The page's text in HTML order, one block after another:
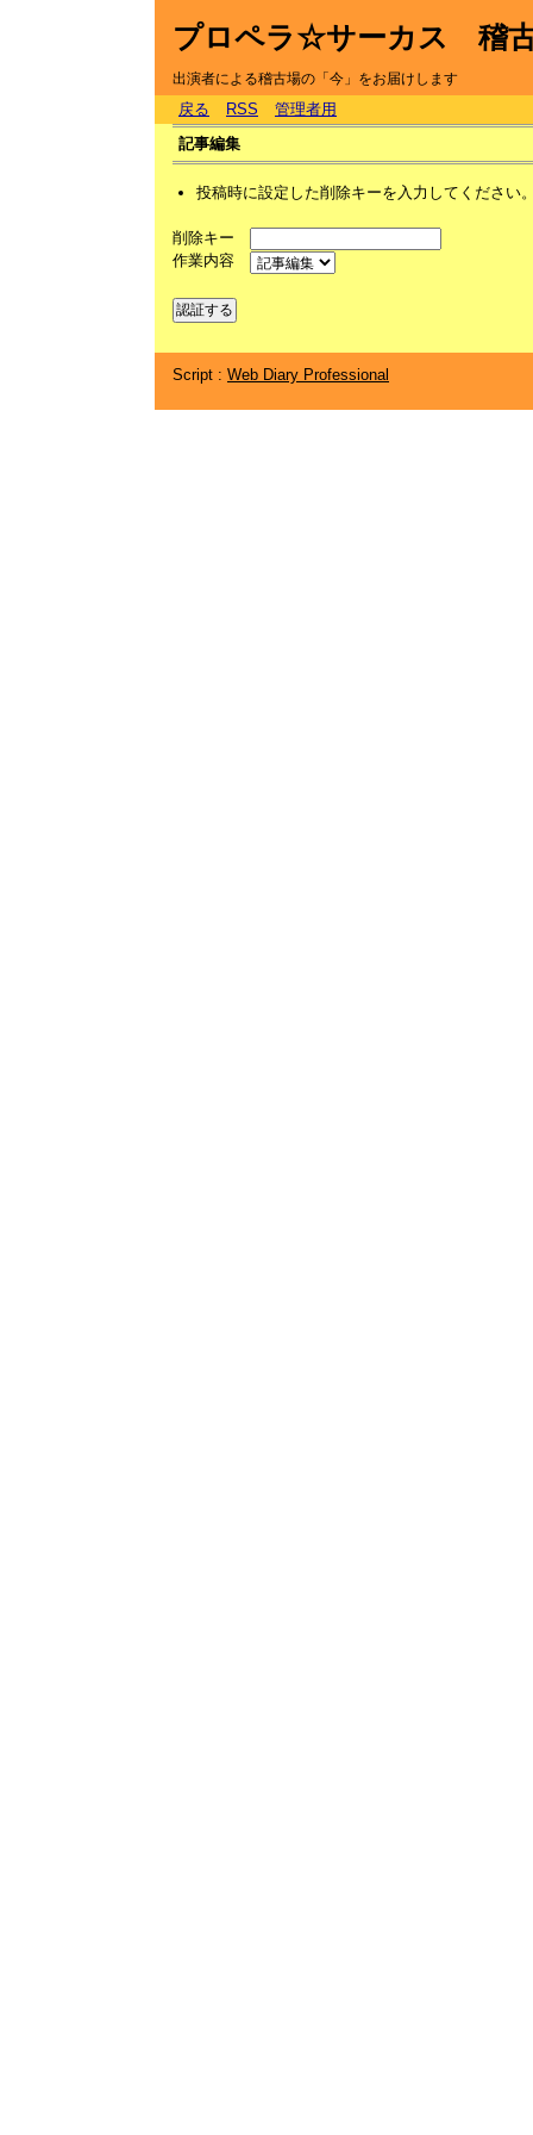
プロペラ☆サーカス 稽
出演者による稽古場の「今」をお届けします
戻る RSS
管理者用
記事編集
投稿時に設定した削除キーを入力してください
削除キー
作業内容
Script : Web Diary Professional